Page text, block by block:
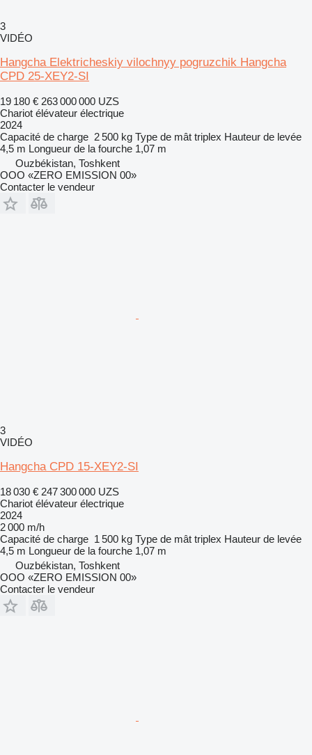
3
VIDÉO
Hangcha Elektricheskiy vilochnyy pogruzchik Hangcha
CPD 25-XEY2-SI
19 180 € 263 000 000 UZS
Chariot élévateur électrique
2024
Capacité de charge 2 500 kg Type de mât triplex Hauteur de levée
4,5 m Longueur de la fourche 1,07 m
Ouzbékistan, Toshkent
OOO «ZERO EMISSION 00»
Contacter le vendeur
3
VIDÉO
Hangcha CPD 15-XEY2-SI
18 030 € 247 300 000 UZS
Chariot élévateur électrique
2024
2 000 m/h
Capacité de charge 1 500 kg Type de mât triplex Hauteur de levée
4,5 m Longueur de la fourche 1,07 m
Ouzbékistan, Toshkent
OOO «ZERO EMISSION 00»
Contacter le vendeur